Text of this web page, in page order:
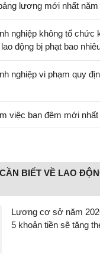
lương mới nhất năm
nghiệp không tổ chức
động bị phạt bao
nghiệp vi phạm quy
việc ban đêm mới nhất
BIẾT VỀ LAO
Lương cơ sở năm
5 khoản tiền sẽ tăng